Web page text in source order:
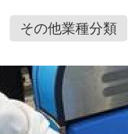
その他業種分類